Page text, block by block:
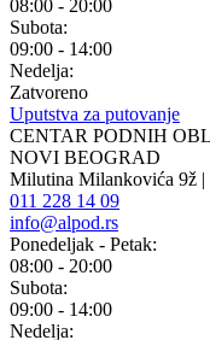
08:00 - 20:00
Subota:
09:00 - 14:00
Nedelja:
Zatvoreno
Uputstva za putovanje
CENTAR PODNIH
NOVI BEOGRAD
Milutina Milankovića 9ž |
011 228 14 09
info@alpod.rs
Ponedeljak - Petak:
08:00 - 20:00
Subota:
09:00 - 14:00
Nedelja: